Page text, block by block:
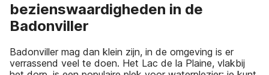
bezienswaardigheden in de
Badonviller
Badonviller mag dan klein zijn, in de omgeving is er
verrassend veel te doen. Het Lac de la Plaine, vlakbij